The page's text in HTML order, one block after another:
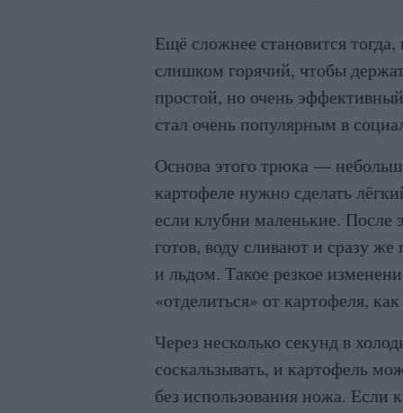
Ещё сложнее становится тогда,
слишком горячий, чтобы
простой, но очень
стал очень популярным в
Основа этого трюка —
картофеле нужно сделать
если клубни маленькие. После
готов, воду сливают и сразу
и льдом. Такое резкое
«отделиться» от картофеля,
Через несколько секунд в
соскальзывать, и картофель
без использования ножа. Если